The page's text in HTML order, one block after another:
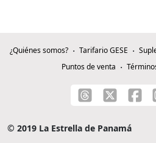
¿Quiénes somos? Tarifario GESE
Puntos de venta
© 2019 La Estrella de Panamá